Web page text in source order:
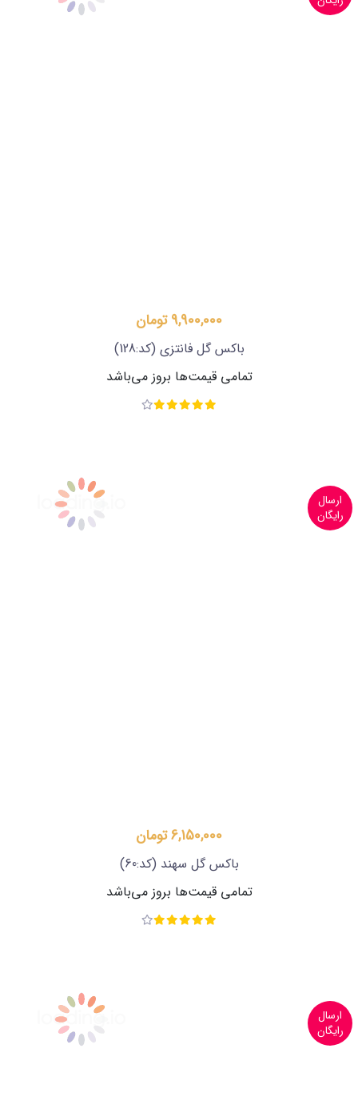
9,900,000 تومان
باکس گل فانتزی (کد:128)
تمامی قیمت‌ها بروز می‌باشد
ارسال
رایگان
6,150,000 تومان
باکس گل سهند (کد:60)
تمامی قیمت‌ها بروز می‌باشد
ارسال
رایگان